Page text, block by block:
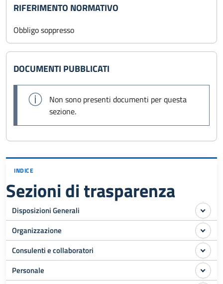
RIFERIMENTO NORMATIVO
Obbligo soppresso
DOCUMENTI PUBBLICATI
Non sono presenti documenti per questa
sezione.
INDICE
Sezioni di trasparenza
Disposizioni Generali
Organizzazione
Consulenti e collaboratori
Personale